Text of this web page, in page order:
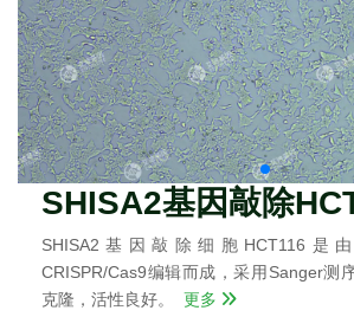
SHISA2基因敲除
SHISA2基因敲除细胞HCT116是
CRISPR/Cas9编辑而成，采用Sanger测
克隆，活性良好。
更多